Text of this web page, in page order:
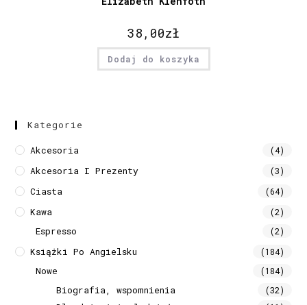
38,00zł
Dodaj do koszyka
Kategorie
Akcesoria (4)
Akcesoria I Prezenty (3)
Ciasta (64)
Kawa (2)
Espresso (2)
Książki Po Angielsku (184)
Nowe (184)
Biografia, wspomnienia (32)